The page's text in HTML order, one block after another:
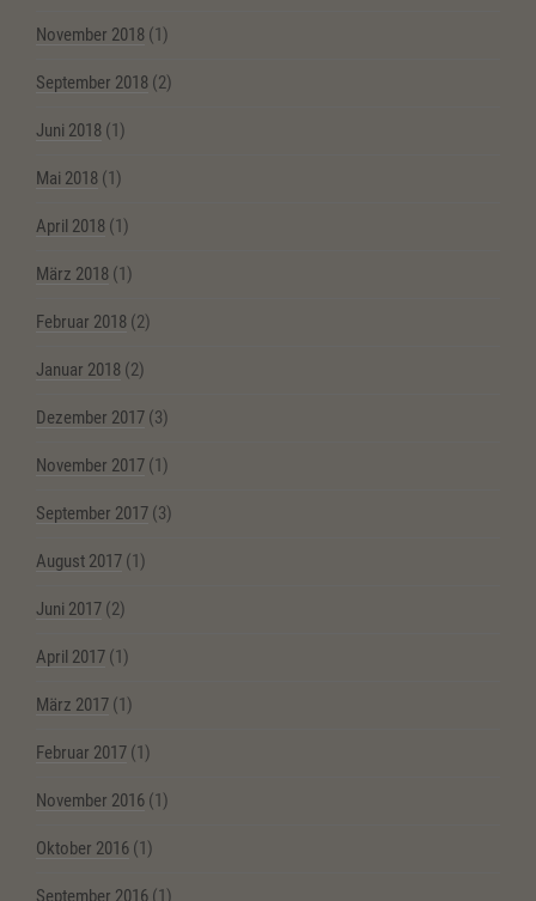
November 2018 (1)
September 2018 (2)
Juni 2018 (1)
Mai 2018 (1)
April 2018 (1)
März 2018 (1)
Februar 2018 (2)
Januar 2018 (2)
Dezember 2017 (3)
November 2017 (1)
September 2017 (3)
August 2017 (1)
Juni 2017 (2)
April 2017 (1)
März 2017 (1)
Februar 2017 (1)
November 2016 (1)
Oktober 2016 (1)